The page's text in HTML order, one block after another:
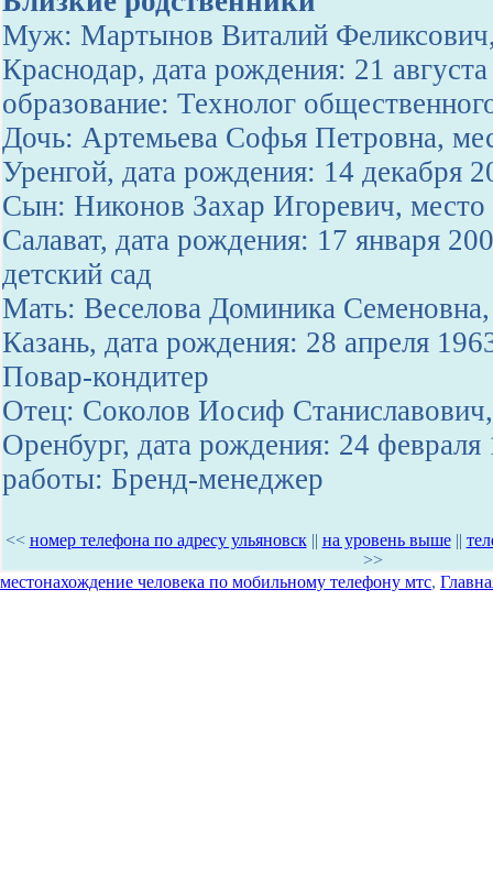
Муж: Мартынов Виталий
Краснодар, дата рождения: 21
образование: Технолог
Дочь: Артемьева Софья Петровна,
Уренгой, дата рождения: 14 декабря
Сын: Никонов Захар Игоревич, место
Салават, дата рождения: 17 января
детский сад
Мать: Веселова Доминика
Казань, дата рождения: 28 апреля
Повар-кондитер
Отец: Соколов Иосиф
Оренбург, дата рождения: 24 февраля
работы: Бренд-менеджер
<< номер телефона по адресу ульяновск|| на уровень выше||
>>
местонахождение человека по мобильному телефону мтс,